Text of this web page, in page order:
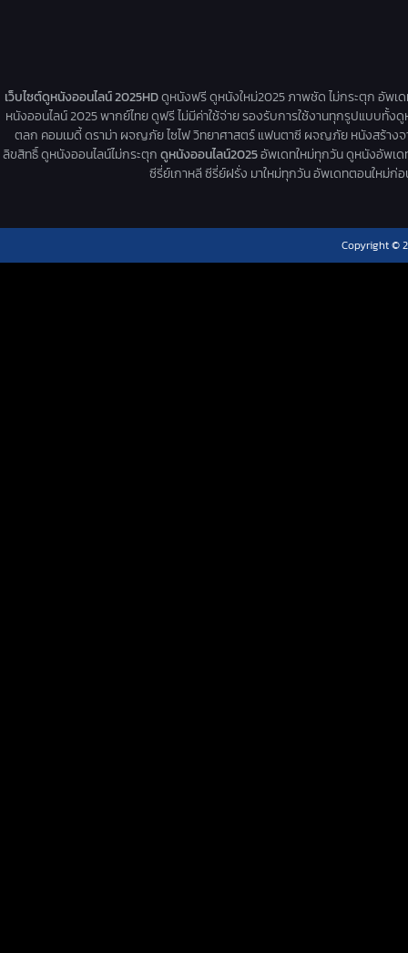
เว็บไซต์ดูหนังออนไลน์ 2025HDดูหนังฟรี ดูหนังใหม่2025 ภาพชัด ไม่กระตุก อัพเ
หนังออนไลน์ 2025 พากย์ไทย ดูฟรี ไม่มีค่าใช้จ่าย รองรับการใช้งานทุกรูปแบบทั้
ตลก คอมเมดี้ ดราม่า ผจญภัย ไซไฟ วิทยาศาสตร์ แฟนตาซี ผจญภัย หนังสร้างจ
ลิขสิทธิ์ ดูหนังออนไลน์ไม่กระตุกดูหนังออนไลน์2025อัพเดทใหม่ทุกวัน ดูหนังอัพเด
ซีรี่ย์เกาหลี ซีรี่ย์ฝรั่ง มาใหม่ทุกวัน อัพเดทตอนใหม่ก่
Copyright ©